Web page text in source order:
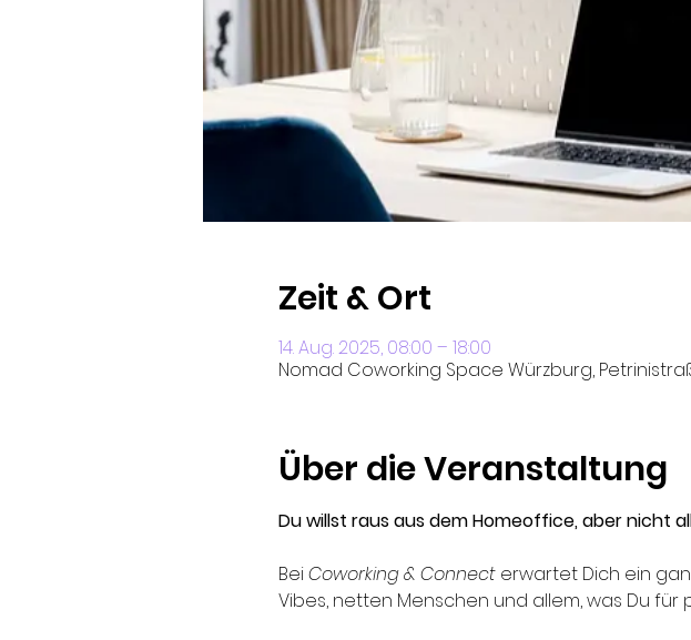
Zeit & Ort
14. Aug. 2025, 08:00 – 18:00
Nomad Coworking Space Würzburg,
Über die Veranstaltung
Du willst raus aus dem Homeoffice, aber nicht
Bei Coworking & Connect erwartet Dich ein
Vibes, netten Menschen und allem, was Du